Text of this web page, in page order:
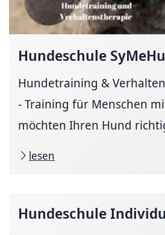
Hundeschule SyMeHu
Hundetraining &
- Training für Menschen
möchten Ihren Hund
lesen
Hundeschule